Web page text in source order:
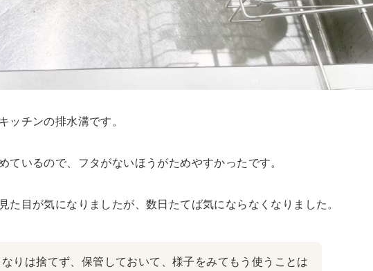
ッチンの排水溝です。
ているので、フタがないほうがためやすかったです。
た目が気になりましたが、数日たてば気にならなくなりました。
りは捨てず、保管しておいて、様子をみてもう使うことは